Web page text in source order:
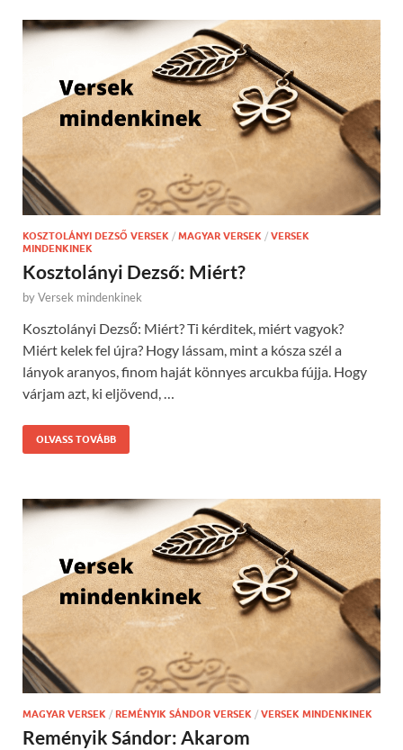
KOSZTOLÁNYI DEZSŐ VERSEK / MAGYAR VERSEK / VERSEK
MINDENKINEK
Kosztolányi Dezső: Miért?
byVersek mindenkinek
Kosztolányi Dezső: Miért? Ti kérditek, miért vagyok?
Miért kelek fel újra? Hogy lássam, mint a kósza szél a
lányok aranyos, finom haját könnyes arcukba fújja. Hogy
várjam azt, ki eljövend, …
OLVASS TOVÁBB
MAGYAR VERSEK / REMÉNYIK SÁNDOR VERSEK / VERSEK MINDENKINEK
Reményik Sándor: Akarom